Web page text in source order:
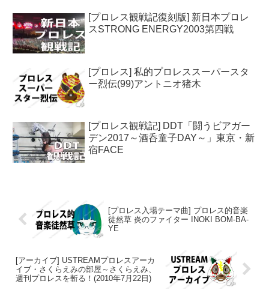
[プロレス観戦記復刻版] 新日本プロレ
スSTRONG ENERGY2003第四戦
[プロレス] 私的プロレススーパースタ
ー烈伝(99)アントニオ猪木
[プロレス観戦記] DDT「闘うビアガー
デン2017～酒呑童子DAY～」東京・新
宿FACE
[プロレス入場テーマ曲] プロレス的音楽
徒然草 炎のファイター INOKI BOM-BA-
YE
[アーカイブ] USTREAMプロレスアーカ
イブ・さくらえみの部屋～さくらえみ、
週刊プロレスを斬る！(2010年7月22日)